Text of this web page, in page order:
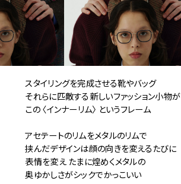
スタイリングを完成させる靴やバッグ
それらに匹敵する新しいファッション小物が
この 〈インナーリム〉 というフレーム
アセテートのリムをメタルのリムで
挟んだデザインは顔の向きを変えるたびに
表情を変え たまに煌めくメタルの
奥ゆかしさがシックでかっこいい